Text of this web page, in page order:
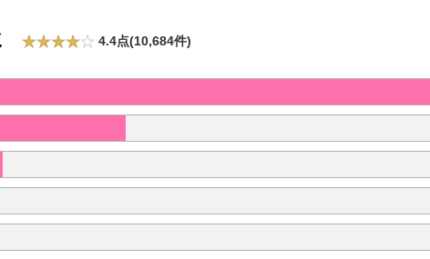
4.4点(10,684件)